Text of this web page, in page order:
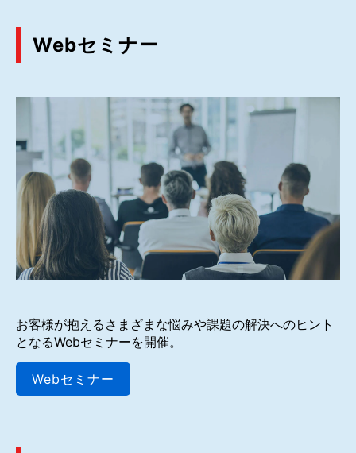
Webセミナー
お客様が抱えるさまざまな悩みや課題の解決へのヒント
となるWebセミナーを開催。
Webセミナー